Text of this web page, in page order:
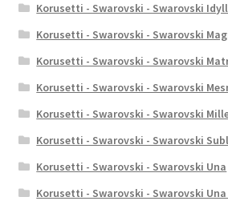
Korusetti - Swarovski - Swarovski
Korusetti - Swarovski - Swarovski
Korusetti - Swarovski - Swarovski
Korusetti - Swarovski - Swarovski
Korusetti - Swarovski - Swarovski
Korusetti - Swarovski - Swarovski
Korusetti - Swarovski - Swarovski Una
Korusetti - Swarovski - Swarovski